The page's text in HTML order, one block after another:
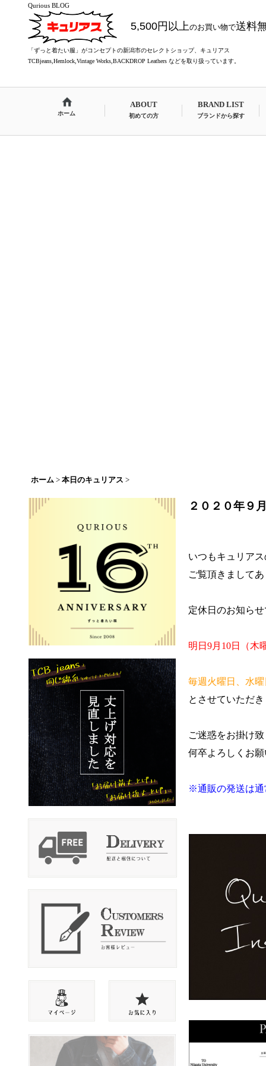
Qurious BLOG
5,500円以上のお買い物で送料
「ずっと着たい服」がコンセプトの新潟市のセレクトショップ、キュリアス
TCBjeans,Hemlock,Vintage Works,BACKDROP Leathers などを取り扱っています。
ホーム
ABOUT
初めての方
BRAND LIST
ブランドから探す
ホーム > 本日のキュリアス >
２０２０年９
いつもキュリア
ご覧頂きまして
定休日のお知ら
明日 9月10日（木
毎週火曜日、水
とさせていただ
ご迷惑をお掛け
何卒よろしくお
※通販の発送は通